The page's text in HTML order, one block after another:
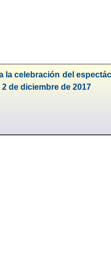
la celebración del
de diciembre de 2017